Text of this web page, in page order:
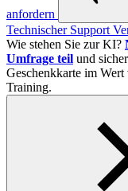
anfordern
Technischer Support
Wie stehen Sie zur KI?
Umfrage teil und
Geschenkkarte im
Training.